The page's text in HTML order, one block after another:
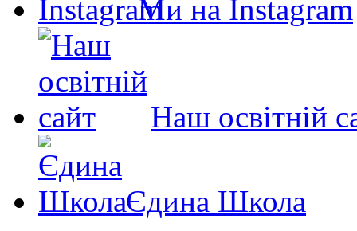
Ми на Instagram
Наш освітній
Єдина Школа